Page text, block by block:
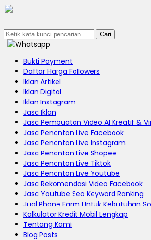
Cari
Bukti Payment
Daftar Harga Followers
Iklan Artikel
Iklan Digital
Iklan Instagram
Jasa Iklan
Jasa Pembuatan Video AI Kreatif &
Jasa Penonton Live Facebook
Jasa Penonton Live Instagram
Jasa Penonton Live Shopee
Jasa Penonton Live Tiktok
Jasa Penonton Live Youtube
Jasa Rekomendasi Video Facebook
Jasa Youtube Seo Keyword Ranking
Jual Phone Farm Untuk Kebutuhan
Kalkulator Kredit Mobil Lengkap
Tentang Kami
Blog Posts